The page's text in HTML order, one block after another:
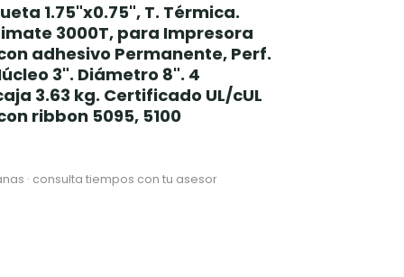
1.75"x0.75", T. Térmica.
3000T, para Impresora
adhesivo Permanente, Perf.
3". Diámetro 8". 4
3.63 kg. Certificado UL/cUL
ribbon 5095, 5100
· consulta tiempos con tu asesor